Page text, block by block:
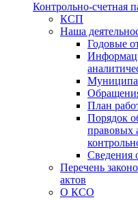
Контрольно-счетная
КСП
Наша
Годовые
План
Порядок
правовых
Сведения
Перечень
актов
О КСО